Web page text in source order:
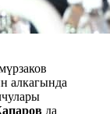
алкагында
да